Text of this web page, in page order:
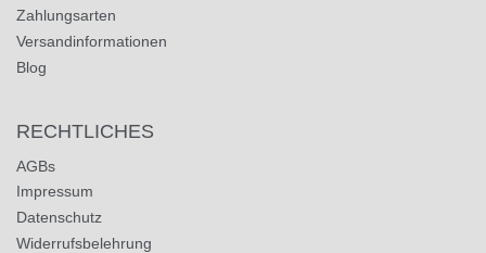
Zahlungsarten
Versandinformationen
Blog
RECHTLICHES
AGBs
Impressum
Datenschutz
Widerrufsbelehrung